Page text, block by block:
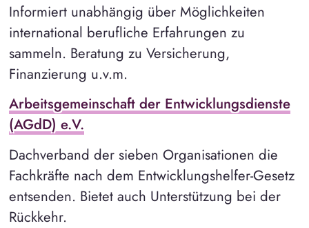
Informiert unabhängig über Möglichkeiten
international berufliche Erfahrungen zu
sammeln. Beratung zu Versicherung,
Finanzierung u.v.m.
Arbeitsgemeinschaft der Entwicklungsdienste
(AGdD) e.V.
Dachverband der sieben Organisationen die
Fachkräfte nach dem Entwicklungshelfer-Gesetz
entsenden. Bietet auch Unterstützung bei der
Rückkehr.